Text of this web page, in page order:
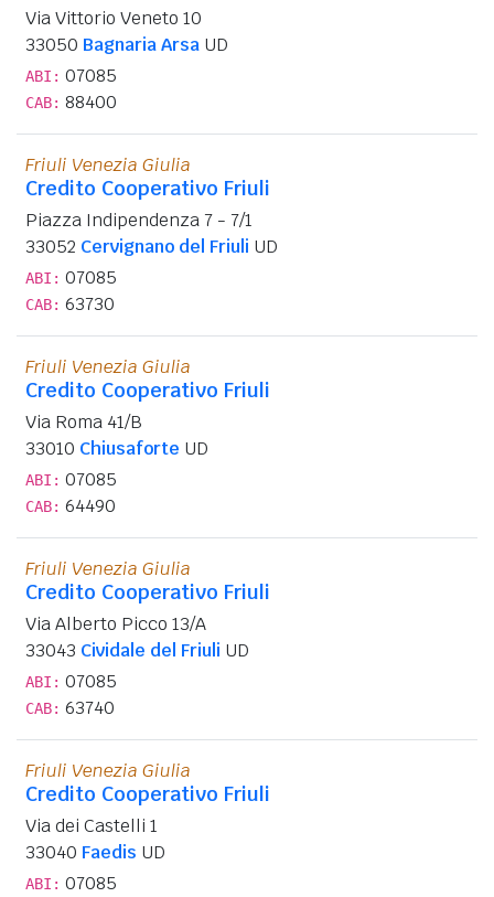
Via Vittorio Veneto 10
33050 Bagnaria Arsa UD
ABI: 07085
CAB: 88400
Friuli Venezia Giulia
Credito Cooperativo Friuli
Piazza Indipendenza 7 - 7/1
33052 Cervignano del Friuli UD
ABI: 07085
CAB: 63730
Friuli Venezia Giulia
Credito Cooperativo Friuli
Via Roma 41/B
33010 Chiusaforte UD
ABI: 07085
CAB: 64490
Friuli Venezia Giulia
Credito Cooperativo Friuli
Via Alberto Picco 13/A
33043 Cividale del Friuli UD
ABI: 07085
CAB: 63740
Friuli Venezia Giulia
Credito Cooperativo Friuli
Via dei Castelli 1
33040 Faedis UD
ABI: 07085